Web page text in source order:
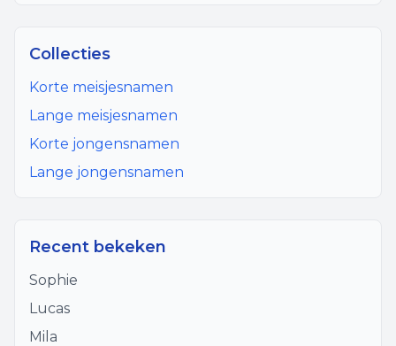
Collecties
Korte meisjesnamen
Lange meisjesnamen
Korte jongensnamen
Lange jongensnamen
Recent bekeken
Sophie
Lucas
Mila